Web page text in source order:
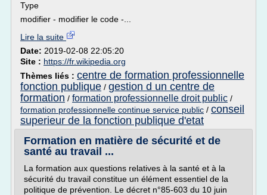
Type
modifier - modifier le code -...
Lire la suite
Date: 2019-02-08 22:05:20
Site : https://fr.wikipedia.org
Thèmes liés : centre de formation professionnelle
fonction publique / gestion d un centre de
formation / formation professionnelle droit public /
formation professionnelle continue service public / conseil
superieur de la fonction publique d'etat
Formation en matière de sécurité et de
santé au travail ...
La formation aux questions relatives à la santé et à la
sécurité du travail constitue un élément essentiel de la
politique de prévention. Le décret n°85-603 du 10 juin